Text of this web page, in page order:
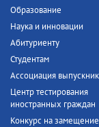
Образование
Наука и инновации
Абитуриенту
Студентам
Ассоциация
Центр тестирования
иностранных граждан
Конкурс на